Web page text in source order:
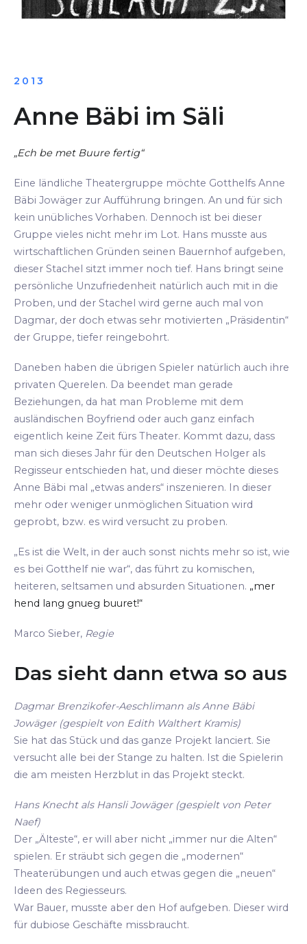
2013
Anne Bäbi im Säli
„Ech be met Buure fertig“
Eine ländliche Theatergruppe möchte Gotthelfs Anne
Bäbi Jowäger zur Aufführung bringen. An und für sich
kein unübliches Vorhaben. Dennoch ist bei dieser
Gruppe vieles nicht mehr im Lot. Hans musste aus
wirtschaftlichen Gründen seinen Bauernhof aufgeben,
dieser Stachel sitzt immer noch tief. Hans bringt seine
persönliche Unzufriedenheit natürlich auch mit in die
Proben, und der Stachel wird gerne auch mal von
Dagmar, der doch etwas sehr motivierten „Präsidentin“
der Gruppe, tiefer reingebohrt.
Daneben haben die übrigen Spieler natürlich auch ihre
privaten Querelen. Da beendet man gerade
Beziehungen, da hat man Probleme mit dem
ausländischen Boyfriend oder auch ganz einfach
eigentlich keine Zeit fürs Theater. Kommt dazu, dass
man sich dieses Jahr für den Deutschen Holger als
Regisseur entschieden hat, und dieser möchte dieses
Anne Bäbi mal „etwas anders“ inszenieren. In dieser
mehr oder weniger unmöglichen Situation wird
geprobt, bzw. es wird versucht zu proben.
„Es ist die Welt, in der auch sonst nichts mehr so ist, wie
es bei Gotthelf nie war“, das führt zu komischen,
heiteren, seltsamen und absurden Situationen. „mer
hend lang gnueg buuret!“
Marco Sieber, Regie
Das sieht dann etwa so aus
Dagmar Brenzikofer-Aeschlimann als Anne Bäbi
Jowäger (gespielt von Edith Walthert Kramis)
Sie hat das Stück und das ganze Projekt lanciert. Sie
versucht alle bei der Stange zu halten. Ist die Spielerin
die am meisten Herzblut in das Projekt steckt.
Hans Knecht als Hansli Jowäger (gespielt von Peter
Naef)
Der „Älteste“, er will aber nicht „immer nur die Alten“
spielen. Er sträubt sich gegen die „modernen“
Theaterübungen und auch etwas gegen die „neuen“
Ideen des Regiesseurs.
War Bauer, musste aber den Hof aufgeben. Dieser wird
für dubiose Geschäfte missbraucht.